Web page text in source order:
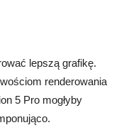
lepszą grafikę.
renderowania
5 Pro mogłyby